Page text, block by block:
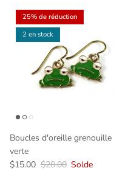
25% de réduction
2 en stock
Boucles d'oreille grenouille
verte
$15.00 $20.00 Solde